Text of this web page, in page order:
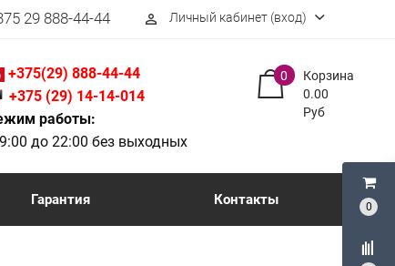
0
29 888-44-44 perm_identity Личный кабинет (вход)
+375(29) 888-44-44
+375 (29) 14-14-014
работы:
до 22:00 без выходных
Корзина
0
0.00
Руб
Гарантия Контакты